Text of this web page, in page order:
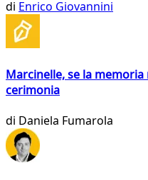
di Enrico Giovannini
Marcinelle, se la
cerimonia
di Daniela Fumarola